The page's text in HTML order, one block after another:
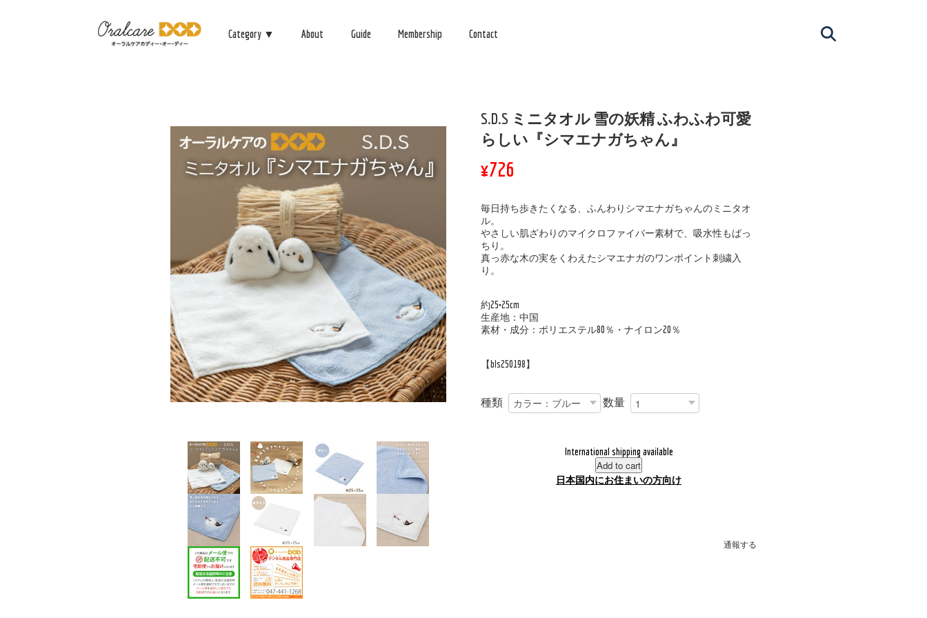
Category ▼ About Guide Membership Contact
S.D.S ミニタオル 雪の妖精 ふわふわ可愛
らしい『シマエナガちゃん』
¥726
毎日持ち歩きたくなる、ふんわりシマエナガちゃんのミニタオ
ル。
やさしい肌ざわりのマイクロファイバー素材で、吸水性もばっ
ちり。
真っ赤な木の実をくわえたシマエナガのワンポイント刺繍入
り。
約25×25cm
生産地：中国
素材・成分：ポリエステル80％・ナイロン20％
【bls250198】
種類 数量
International shipping available
Add to cart
日本国内にお住まいの方向け
通報する